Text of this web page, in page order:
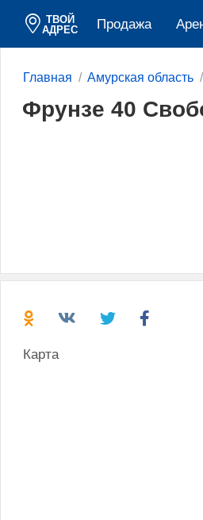
ТВОЙ
АДРЕС
Продажа
Главная Амурская область
Фрунзе 40
Карта